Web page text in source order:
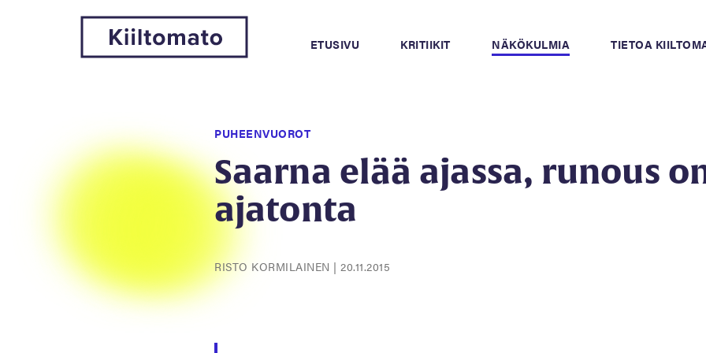
ETUSIVU KRITIIKIT NÄKÖKULMIA TIETOA
PUHEENVUOROT
Saarna elää ajassa, runous
ajatonta
RISTO KORMILAINEN | 20.11.2015